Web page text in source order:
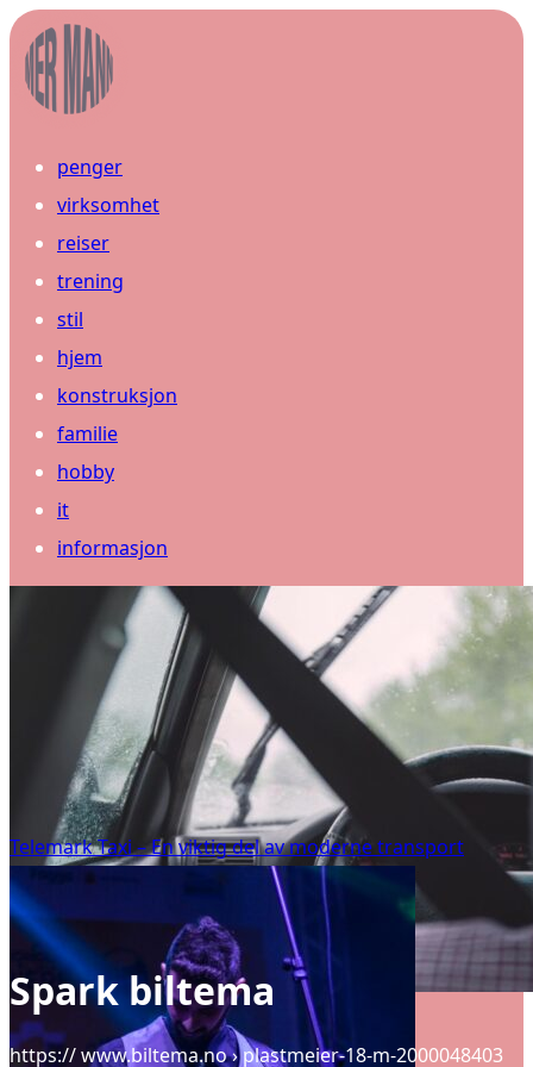
penger
virksomhet
reiser
trening
stil
hjem
konstruksjon
familie
hobby
it
informasjon
Telemark Taxi – En viktig del av moderne transport
Spark biltema
https:// www.biltema.no › plastmeier-18-m-2000048403